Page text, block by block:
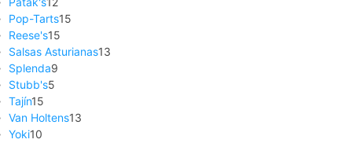
Pop-Tarts15
Reese's15
Salsas Asturianas13
Splenda9
Stubb's5
Tajín15
Van Holtens13
Yoki10